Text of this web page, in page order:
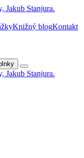
Knižný blogKontakt